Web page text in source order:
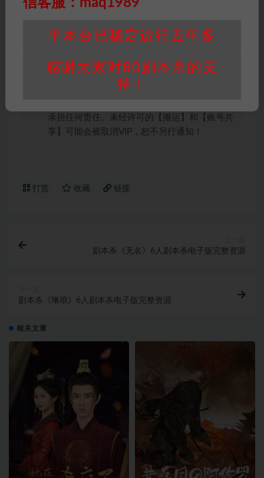
积分说明∶剧本杀下载所需积分非剧本杀资源自
身价值，本站积分为本站收取的赞助费，用于本
站整理资料的时间成本及网站运营所需支出费
用。
∶任何情况下，本站及相关人士对于访
承担任何责任。未经许可的【搬运】和【账号共
享】可能会被取消VIP，恕不另行通知！
打赏 收藏 链接
剧本杀《无名》6人剧本杀电子版完整资源
剧本杀《琳琅》6人剧本杀电子版完整资源
相关文章
信客服：maq1989
平本台已稳定运行五年多
感谢大家对80剧本杀的支
持！